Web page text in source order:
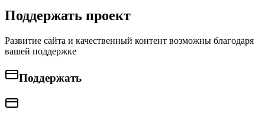
Поддержать проект
Развитие сайта и качественный контент возможны благодаря
вашей поддержке
Поддержать